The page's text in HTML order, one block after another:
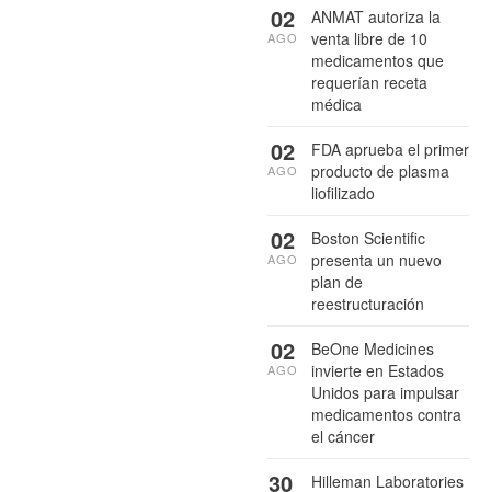
ANMAT autoriza la
venta libre de 10
medicamentos que
requerían receta
médica
02
AGO
FDA aprueba el primer
producto de plasma
liofilizado
02
AGO
Boston Scientific
presenta un nuevo
plan de
reestructuración
02
AGO
BeOne Medicines
invierte en Estados
Unidos para impulsar
medicamentos contra
el cáncer
02
AGO
Hilleman Laboratories
30